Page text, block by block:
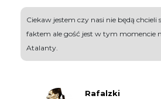
Ciekaw jestem czy nasi nie będą
faktem ale gość jest w tym momencie
Atalanty.
Rafalzki